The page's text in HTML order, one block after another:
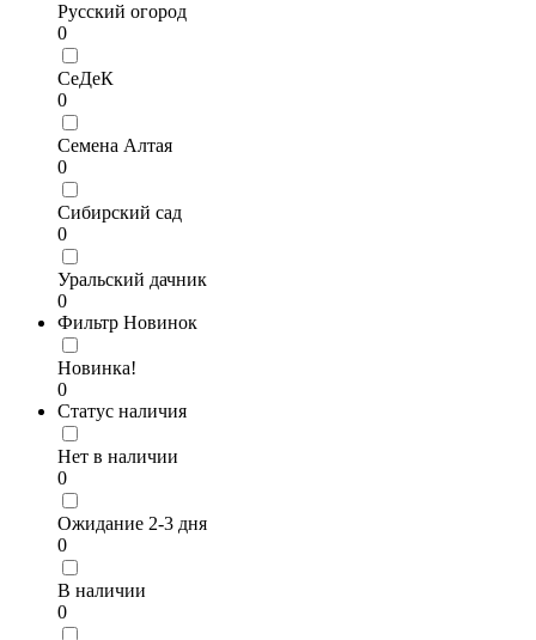
Русский огород
0
СеДеК
0
Семена Алтая
0
Сибирский сад
0
Уральский дачник
0
Фильтр Новинок
Новинка!
0
Статус наличия
Нет в наличии
0
Ожидание 2-3 дня
0
В наличии
0